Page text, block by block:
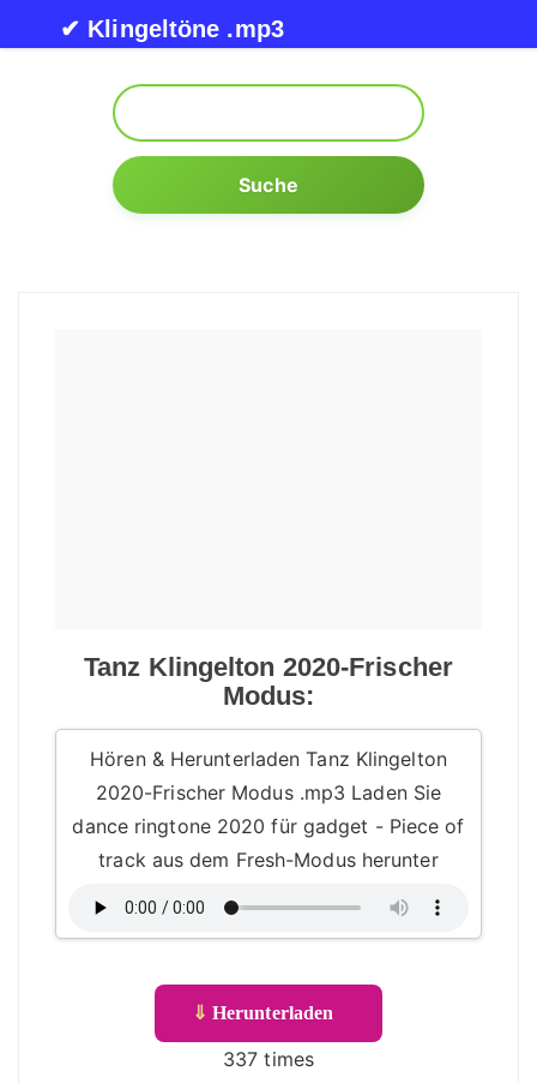
Skip to content✔ Klingeltöne .mp3
Suche
Tanz Klingelton 2020-Frischer
Modus:
Hören & Herunterladen Tanz Klingelton
2020-Frischer Modus .mp3 Laden Sie
dance ringtone 2020 für gadget - Piece of
track aus dem Fresh-Modus herunter
⇓ Herunterladen
337 times